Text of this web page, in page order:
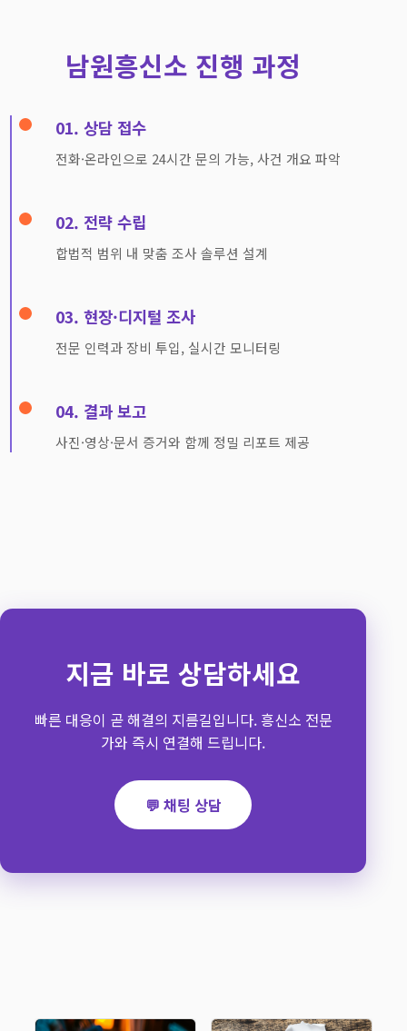
남원흥신소 진행 과정
01. 상담 접수
전화·온라인으로 24시간 문의 가능, 사건 개요 파악
02. 전략 수립
합법적 범위 내 맞춤 조사 솔루션 설계
03. 현장·디지털 조사
전문 인력과 장비 투입, 실시간 모니터링
04. 결과 보고
사진·영상·문서 증거와 함께 정밀 리포트 제공
지금 바로 상담하세요
빠른 대응이 곧 해결의 지름길입니다. 흥신소 전문
가와 즉시 연결해 드립니다.
💬 채팅 상담